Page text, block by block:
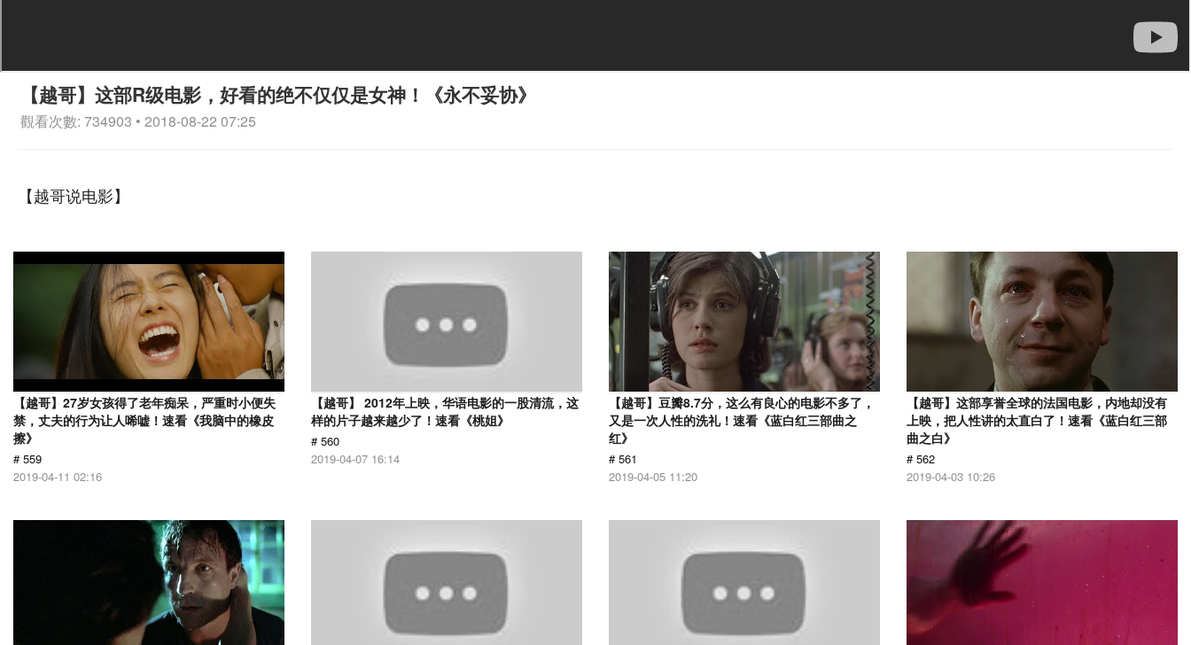
【越哥】这部R级电影，好看的绝不仅仅是女神！《永不妥协》
觀看次數: 734903 • 2018-08-22 07:25
【越哥说电影】
【越哥】27岁女孩得了老年痴呆，严重时小便失
禁，丈夫的行为让人唏嘘！速看《我脑中的橡皮
擦》
# 559
2019-04-11 02:16
【越哥】 2012年上映，华语电影的一股清流，这
样的片子越来越少了！速看《桃姐》
# 560
2019-04-07 16:14
【越哥】豆瓣8.7分，这么有良心的电影不多了，
又是一次人性的洗礼！速看《蓝白红三部曲之
红》
# 561
2019-04-05 11:20
【越哥】这部享誉全球的法国电影，内地却没有
上映，把人性讲的太直白了！速看《蓝白红三部
曲之白》
# 562
2019-04-03 10:26